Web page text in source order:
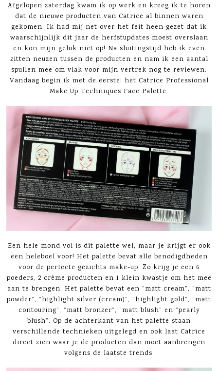
Afgelopen zaterdag kwam ik op werk en kreeg ik te horen
dat de nieuwe producten van Catrice al binnen waren
gekomen. Ik had mij net over het feit heen gezet dat ik
waarschijnlijk dit jaar de herfstupdates moest overslaan
en kon mijn geluk niet op! Na sluitingstijd heb ik even
zitten neuzen tussen de producten en nam ik een aantal
spullen mee om vlak voor mijn vertrek nog te reviewen.
Vandaag begin ik met de eerste: het Catrice Professional
Make Up Techniques Face Palette.
Een hele mond vol is dit palette wel, maar je krijgt er ook
een heleboel voor! Het palette bevat alle benodigdheden
voor de perfecte gezichts make-up. Zo krijg je een 6
poeders, 2 crème producten en 1 klein kwastje om het mee
aan te brengen. Het palette bevat een ”matt cream”, ”matt
powder”, ”highlight silver (cream)”, ”highlight gold”, ”matt
contouring”, ”matt bronzer”, ”matt blush” en ”pearly
blush”. Op de achterkant van het palette staan
verschillende technieken uitgelegd en ook laat Catrice
direct zien waar je de producten dan moet aanbrengen
volgens de laatste trends.